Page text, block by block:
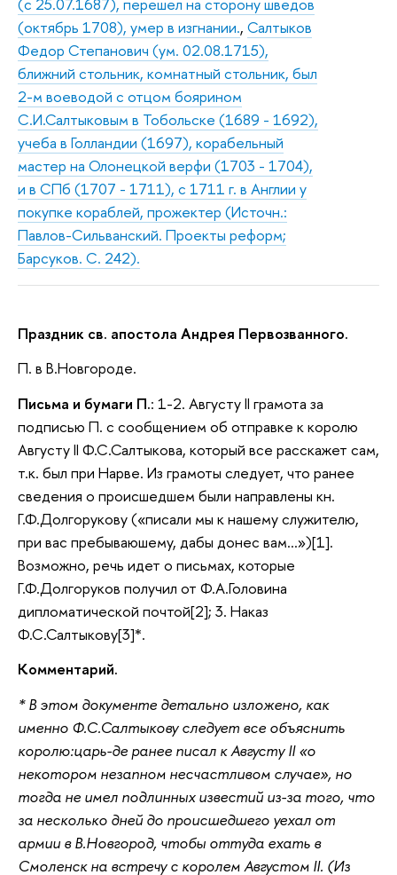
(октябрь 1708), умер в изгнании., Салтыков
Федор Степанович (ум. 02.08.1715),
ближний стольник, комнатный стольник, был
2-м воеводой с отцом боярином
С.И.Салтыковым в Тобольске (1689 - 1692),
учеба в Голландии (1697), корабельный
мастер на Олонецкой верфи (1703 - 1704),
и в СПб (1707 - 1711), с 1711 г. в Англии у
покупке кораблей, прожектер (Источн.:
Павлов-Сильванский. Проекты реформ;
Барсуков. С. 242).
Праздник св. апостола Андрея Первозванного.
П. в В.Новгороде.
Письма и бумаги П.: 1-2. Августу II грамота за
подписью П. с сообщением об отправке к королю
Августу II Ф.С.Салтыкова, который все расскажет сам,
т.к. был при Нарве. Из грамоты следует, что ранее
сведения о происшедшем были направлены кн.
Г.Ф.Долгорукову («писали мы к нашему служителю,
при вас пребываюшему, дабы донес вам…»)[1].
Возможно, речь идет о письмах, которые
Г.Ф.Долгоруков получил от Ф.А.Головина
дипломатической почтой[2]; 3. Наказ
Ф.С.Салтыкову[3]*.
Комментарий.
* В этом документе детально изложено, как
именно Ф.С.Салтыкову следует все объяснить
королю:царь-де ранее писал к Августу II «о
некотором незапном несчастливом случае», но
тогда не имел подлинных известий из-за того, что
за несколько дней до происшедшего уехал от
армии в В.Новгород, чтобы оттуда ехать в
Смоленск на встречу с королем Августом II. (Из